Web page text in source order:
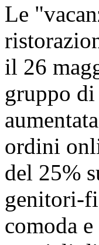
Le
il 26
gruppo
ordini
del 25%
genitori-
comoda